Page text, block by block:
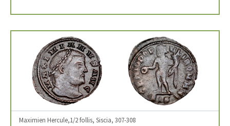
Maximien Hercule,1/2 follis, Siscia, 307-308